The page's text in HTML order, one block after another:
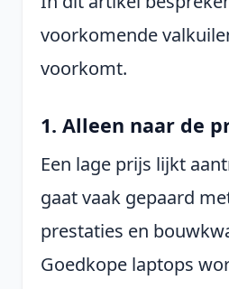
voorkomende
voorkomt.
1. Alleen naar de
Een lage prijs lijkt
gaat vaak gepaard
prestaties en
Goedkope laptops